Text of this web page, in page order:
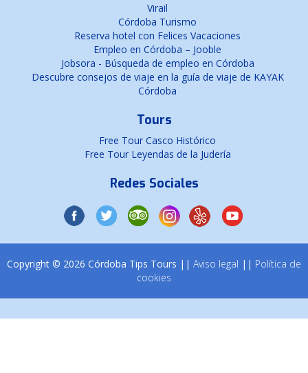
Virail
Córdoba Turismo
Reserva hotel con Felices Vacaciones
Empleo en Córdoba – Jooble
Jobsora - Búsqueda de empleo en Córdoba
Descubre consejos de viaje en la guía de viaje de KAYAK
Córdoba
Tours
Free Tour Casco Histórico
Free Tour Leyendas de la Judería
Redes Sociales
Copyright © 2026 Córdoba Tips Tours || Aviso legal || Política de
cookies